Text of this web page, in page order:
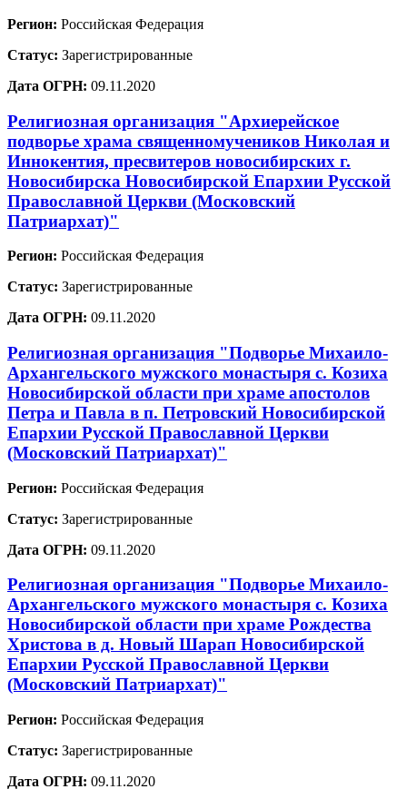
Регион: Российская Федерация
Статус: Зарегистрированные
Дата ОГРН: 09.11.2020
Религиозная организация "Архиерейское
подворье храма священномучеников Николая и
Иннокентия, пресвитеров новосибирских г.
Новосибирска Новосибирской Епархии Русской
Православной Церкви (Московский
Патриархат)"
Регион: Российская Федерация
Статус: Зарегистрированные
Дата ОГРН: 09.11.2020
Религиозная организация "Подворье Михаило-
Архангельского мужского монастыря с. Козиха
Новосибирской области при храме апостолов
Петра и Павла в п. Петровский Новосибирской
Епархии Русской Православной Церкви
(Московский Патриархат)"
Регион: Российская Федерация
Статус: Зарегистрированные
Дата ОГРН: 09.11.2020
Религиозная организация "Подворье Михаило-
Архангельского мужского монастыря с. Козиха
Новосибирской области при храме Рождества
Христова в д. Новый Шарап Новосибирской
Епархии Русской Православной Церкви
(Московский Патриархат)"
Регион: Российская Федерация
Статус: Зарегистрированные
Дата ОГРН: 09.11.2020